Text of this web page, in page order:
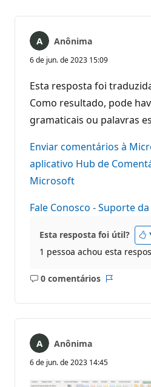
Anônima
6 de jun. de 2023 15:09
Esta resposta foi
Como resultado, pode
gramaticais ou palavras
Enviar comentários à
aplicativo Hub de
Microsoft
Fale Conosco - Suporte
Esta resposta foi útil?
1 pessoa achou esta
0 comentários
Sem
Anônima
6 de jun. de 2023 14:45